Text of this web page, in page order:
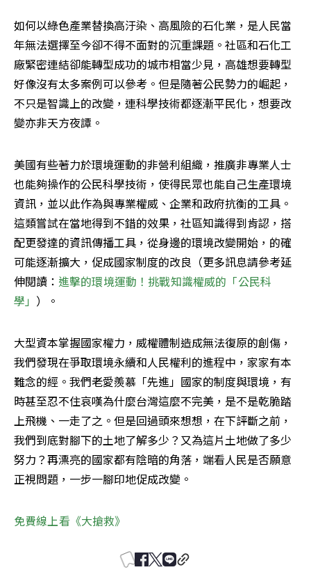
如何以綠色產業替換高汙染、高風險的石化業，是人民當
年無法選擇至今卻不得不面對的沉重課題。社區和石化工
廠緊密連結卻能轉型成功的城市相當少見，高雄想要轉型
好像沒有太多案例可以參考。但是隨著公民勢力的崛起，
不只是智識上的改變，連科學技術都逐漸平民化，想要改
變亦非天方夜譚。
美國有些著力於環境運動的非營利組織，推廣非專業人士
也能夠操作的公民科學技術，使得民眾也能自己生產環境
資訊，並以此作為與專業權威、企業和政府抗衡的工具。
這類嘗試在當地得到不錯的效果，社區知識得到肯認，搭
配更發達的資訊傳播工具，從身邊的環境改變開始，的確
可能逐漸擴大，促成國家制度的改良（更多訊息請參考延
伸閱讀： 進擊的環境運動！挑戰知識權威的「公民科
學」 ）。
大型資本掌握國家權力，威權體制造成無法復原的創傷，
我們發現在爭取環境永續和人民權利的進程中，家家有本
難念的經。我們老愛羨慕「先進」國家的制度與環境，有
時甚至忍不住哀嘆為什麼台灣這麼不完美，是不是乾脆踏
上飛機、一走了之。但是回過頭來想想，在下評斷之前，
我們到底對腳下的土地了解多少？又為這片土地做了多少
努力？再漂亮的國家都有陰暗的角落，端看人民是否願意
正視問題，一步一腳印地促成改變。
免費線上看《大搶救》